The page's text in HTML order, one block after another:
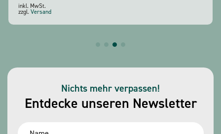
inkl. MwSt.
zzgl. Versand
Entdecke unseren Newsletter
Nichts mehr verpassen!
Name